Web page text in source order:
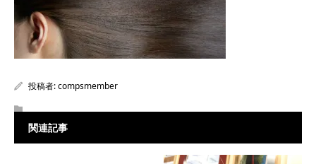
投稿者:compsmember
関連記事